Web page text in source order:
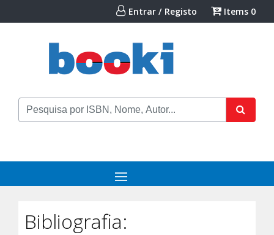
Entrar / Registo Items 0
Bibliografia: